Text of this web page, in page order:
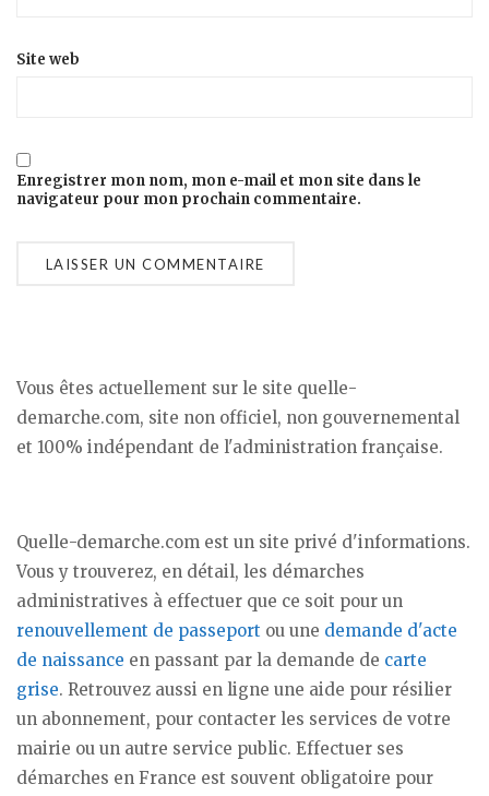
Site web
Enregistrer mon nom, mon e-mail et mon site dans le
navigateur pour mon prochain commentaire.
Vous êtes actuellement sur le site quelle-
demarche.com, site non officiel, non gouvernemental
et 100% indépendant de l'administration française.
Quelle-demarche.com est un site privé d'informations.
Vous y trouverez, en détail, les démarches
administratives à effectuer que ce soit pour un
renouvellement de passeport ou une demande d'acte
de naissance en passant par la demande de carte
grise. Retrouvez aussi en ligne une aide pour résilier
un abonnement, pour contacter les services de votre
mairie ou un autre service public. Effectuer ses
démarches en France est souvent obligatoire pour